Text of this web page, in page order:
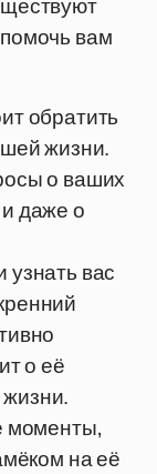
вам
обратить
жизни.
о ваших
даже о
узнать вас
о её
моменты,
на её